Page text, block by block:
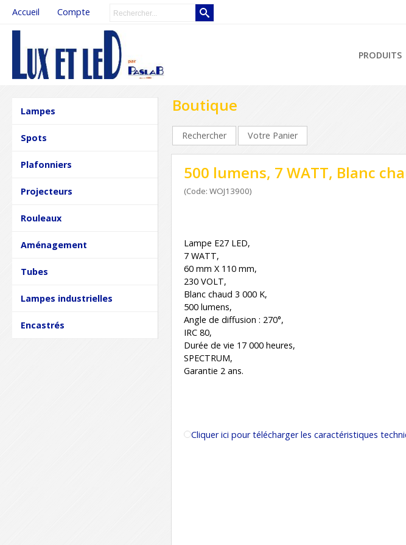
Accueil Compte
PRODUITS
Lampes
Spots
Plafonniers
Projecteurs
Rouleaux
Aménagement
Tubes
Lampes industrielles
Encastrés
Boutique
Rechercher Votre Panier
500 lumens, 7 WATT, Blanc
(Code: WOJ13900)
Lampe E27 LED,
7 WATT,
60 mm X 110 mm,
230 VOLT,
Blanc chaud 3 000 K,
500 lumens,
Angle de diffusion : 270°,
IRC 80,
Durée de vie 17 000 heures,
SPECTRUM,
Garantie 2 ans.
Cliquer ici pour télécharger les caractéristiques